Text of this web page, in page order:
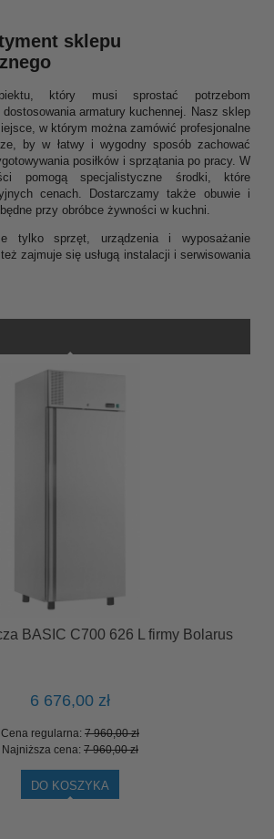
sklepu
który musi sprostać potrzebom
armatury kuchennej. Nasz sklep
w którym można zamówić profesjonalne
by w łatwy i wygodny sposób zachować
posiłków i sprzątania po pracy. W
pomogą specjalistyczne środki, które
cenach. Dostarczamy także obuwie i
przy obróbce żywności w kuchni.
tylko sprzęt, urządzenia i wyposażanie
zajmuje się usługą instalacji i serwisowania
BASIC C700 626 L firmy Bolarus
6 676,00 zł
Cena regularna: 7 960,00 zł
Najniższa cena: 7 960,00 zł
DO KOSZYKA